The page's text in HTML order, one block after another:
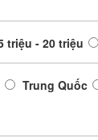
triệu - 20 triệu
Trung Quốc